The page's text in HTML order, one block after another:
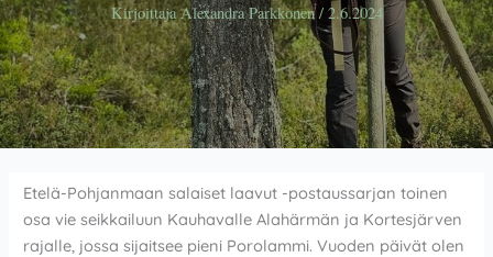
Kirjoittaja Alexandra Parkkonen/ 2.6.2024
Etelä-Pohjanmaan salaiset laavut -postaussarjan toinen
osa vie seikkailuun Kauhavalle Alahärmän ja Kortesjärven
rajalle, jossa sijaitsee pieni Porolammi. Vuoden päivät olen